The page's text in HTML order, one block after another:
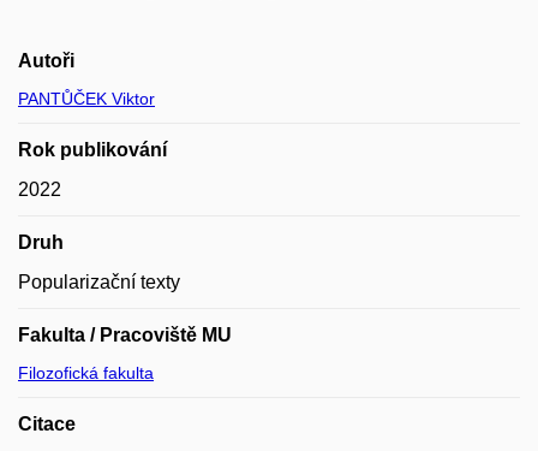
Autoři
PANTŮČEK Viktor
Rok publikování
2022
Druh
Popularizační texty
Fakulta / Pracoviště MU
Filozofická fakulta
Citace